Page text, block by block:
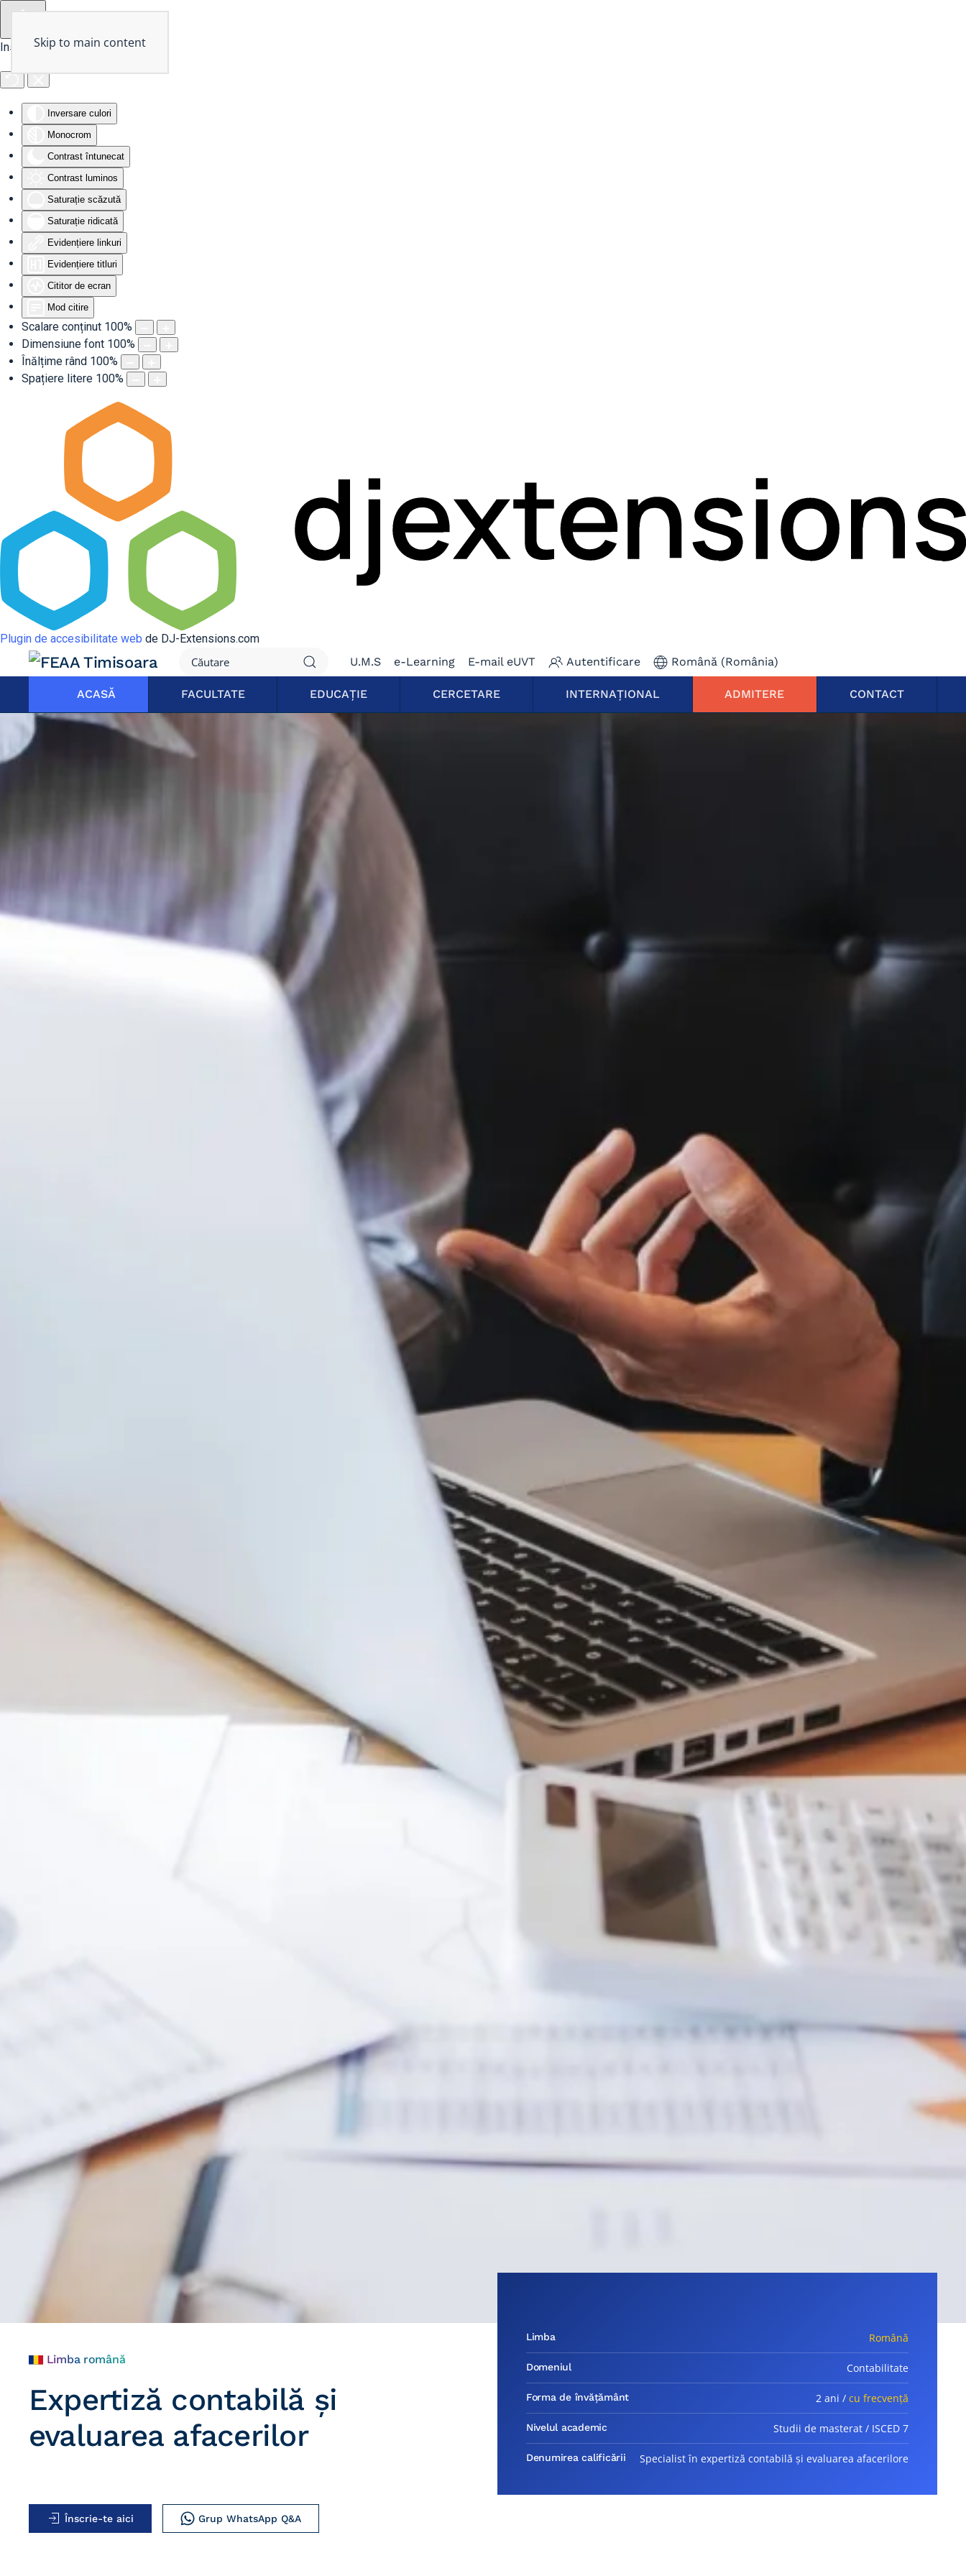
Instrumente de accesibilitate
Inversare culori
Monocrom
Contrast întunecat
Contrast luminos
Saturație scăzută
Saturație ridicată
Evidențiere linkuri
Evidențiere titluri
Cititor de ecran
Mod citire
Scalare conținut 100%
Dimensiune font 100%
Înălțime rând 100%
Spațiere litere 100%
Plugin de accesibilitate web de DJ-Extensions.com
Skip to main content
U.M.S e-Learning E-mail eUVT Autentificare Română (România)
ACASĂ FACULTATE EDUCAȚIE CERCETARE INTERNAȚIONAL ADMITERE CONTACT
Limba română
Expertiză contabilă și
evaluarea afacerilor
Înscrie-te aici Grup WhatsApp Q&A
Limba Română
Domeniul Contabilitate
Forma de învățământ 2 ani / cu frecvență
Nivelul academic Studii de masterat / ISCED 7
Denumirea calificării Specialist în expertiză contabilă și evaluarea afacerilore